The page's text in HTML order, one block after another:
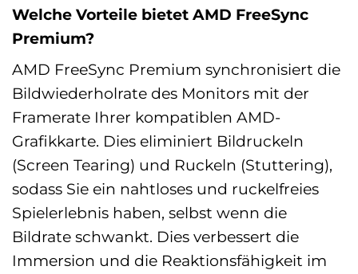
Welche Vorteile bietet AMD FreeSync
Premium?
AMD FreeSync Premium synchronisiert die
Bildwiederholrate des Monitors mit der
Framerate Ihrer kompatiblen AMD-
Grafikkarte. Dies eliminiert Bildruckeln
(Screen Tearing) und Ruckeln (Stuttering),
sodass Sie ein nahtloses und ruckelfreies
Spielerlebnis haben, selbst wenn die
Bildrate schwankt. Dies verbessert die
Immersion und die Reaktionsfähigkeit im